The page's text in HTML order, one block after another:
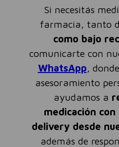
Si necesitás
farmacia, tanto
como bajo
comunicarte con
WhatsApp,
asesoramiento
ayudamos a
medicación
delivery desde
además de